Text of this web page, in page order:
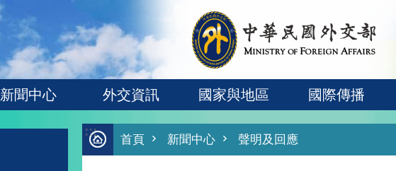
新聞中心 外交資訊 國家與地區 國際傳播
:::
首頁 新聞中心 聲明及回應